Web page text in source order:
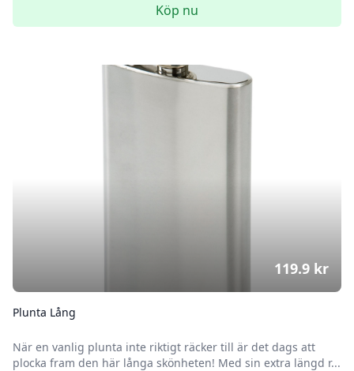
Köp nu
Plunta Lång
När en vanlig plunta inte riktigt räcker till är det dags att
plocka fram den här långa skönheten! Med sin extra längd r...
119.9 kr